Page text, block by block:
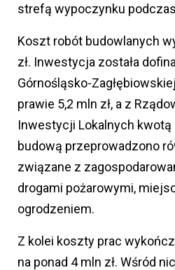
strefą wypoczynku
Koszt robót budowlanych
zł. Inwestycja została
Górnośląsko-
prawie 5,2 mln zł, a z
Inwestycji Lokalnych kwotą
budową przeprowadzono
związane z
drogami pożarowymi,
ogrodzeniem.
Z kolei koszty prac
na ponad 4 mln zł. Wśród